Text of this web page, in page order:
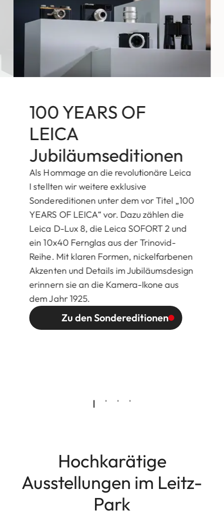
100 YEARS OF
LEICA
Jubiläumseditionen
Als Hommage an die revolutionäre Leica
I stellten wir weitere exklusive
Sondereditionen unter dem vor Titel „100
YEARS OF LEICA“ vor. Dazu zählen die
Leica D-Lux 8, die Leica SOFORT 2 und
ein 10x40 Fernglas aus der Trinovid-
Reihe. Mit klaren Formen, nickelfarbenen
Akzenten und Details im Jubiläumsdesign
erinnern sie an die Kamera-Ikone aus
dem Jahr 1925.
Zu den Sondereditionen
Hochkarätige
Ausstellungen im Leitz-
Park